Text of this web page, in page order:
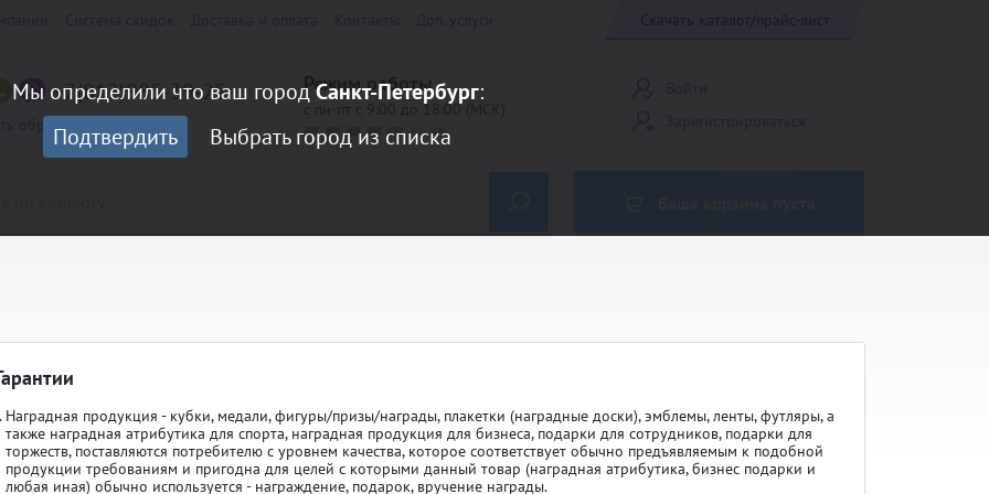
Мы определили что ваш городСанкт-Петербург:
Подтвердить
Выбрать город из списка
Скачать каталог/прайс-лист
+7(812)985-39-25
обратный звонок
Режим работы
с пн-пт с 9:00 до 18:00 (МСК)
мм
Шильды Наклейки на оборот медали Эмблемы 25мм
Наградная продукция - кубки, медали, фигуры/призы/награды, плакетки (наградные доски), эмблемы, ленты, футляры, а
также наградная атрибутика для спорта, наградная продукция для бизнеса, подарки для сотрудников, подарки для
торжеств, поставляются потребителю с уровнем качества, которое соответствует обычно предъявляемым к подобной
продукции требованиям и пригодна для целей с которыми данный товар (наградная атрибутика, бизнес подарки и
любая иная) обычно используется - награждение, подарок, вручение награды.